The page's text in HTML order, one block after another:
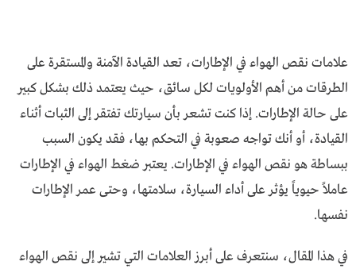
علامات نقص الهواء في الإطارات، تعد القيادة الآمنة والمستقرة على
الطرقات من أهم الأولويات لكل سائق، حيث يعتمد ذلك بشكل كبير
على حالة الإطارات. إذا كنت تشعر بأن سيارتك تفتقر إلى الثبات أثناء
القيادة، أو أنك تواجه صعوبة في التحكم بها، فقد يكون السبب
ببساطة هو نقص الهواء في الإطارات. يعتبر ضغط الهواء في الإطارات
عاملاً حيوياً يؤثر على أداء السيارة، سلامتها، وحتى عمر الإطارات
نفسها.
في هذا المقال، سنتعرف على أبرز العلامات التي تشير إلى نقص الهواء